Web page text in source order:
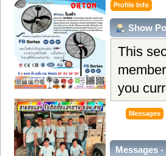
Profile Info
Show
This
you
Messages
Messages